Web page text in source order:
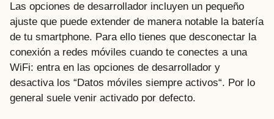
Las opciones de desarrollador incluyen un pequeño
ajuste que puede extender de manera notable la batería
de tu smartphone. Para ello tienes que desconectar la
conexión a redes móviles cuando te conectes a una
WiFi: entra en las opciones de desarrollador y
desactiva los “Datos móviles siempre activos“. Por lo
general suele venir activado por defecto.